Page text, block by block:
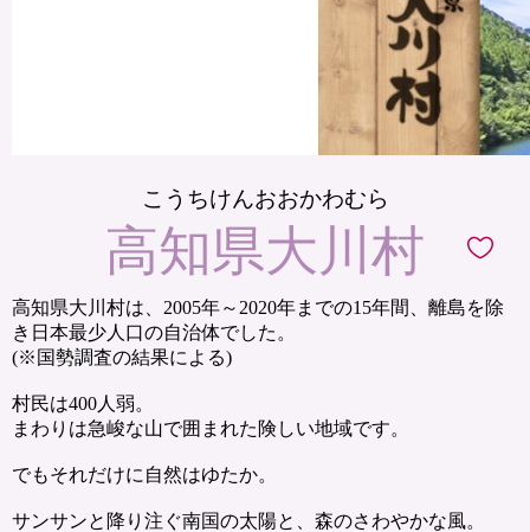
こうちけんおおかわむら
高知県大川村
高知県大川村は、2005年～2020年までの15年間、離島を除
き日本最少人口の自治体でした。
(※国勢調査の結果による)
村民は400人弱。
まわりは急峻な山で囲まれた険しい地域です。
でもそれだけに自然はゆたか。
サンサンと降り注ぐ南国の太陽と、森のさわやかな風。